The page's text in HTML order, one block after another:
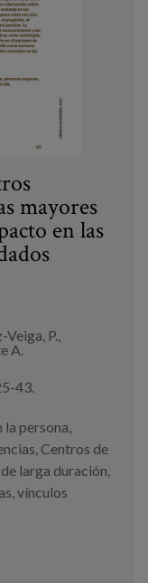
mayores
en las
Veiga, P.,
A.
43.
la persona,
, Centros de
larga duración,
,vínculos